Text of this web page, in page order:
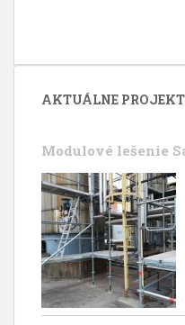
AKTUÁLNE
Modulové lešenie